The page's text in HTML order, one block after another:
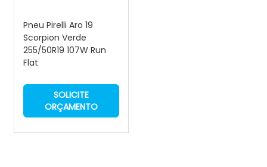
Pneu Pirelli Aro 19
Scorpion Verde
255/50R19 107W Run
Flat
SOLICITE
ORÇAMENTO